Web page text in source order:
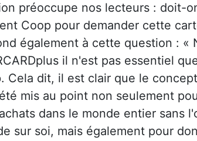
préoccupe nos lecteurs : doit-
Coop pour demander cette
également à cette question : «
il n'est pas essentiel
Cela dit, il est clair que le
mis au point non seulement
dans le monde entier sans
sur soi, mais également pour